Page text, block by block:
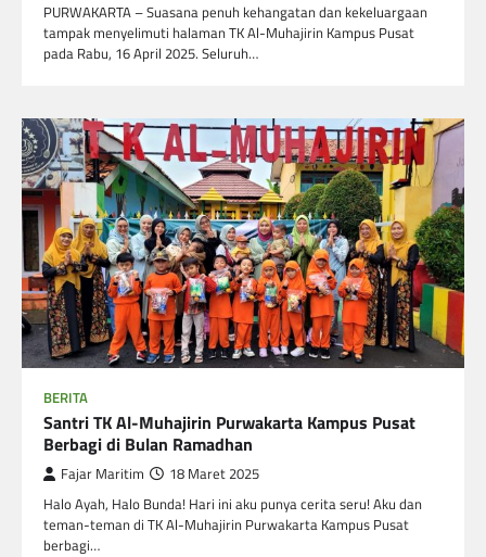
PURWAKARTA – Suasana penuh kehangatan dan kekeluargaan
tampak menyelimuti halaman TK Al-Muhajirin Kampus Pusat
pada Rabu, 16 April 2025. Seluruh…
BERITA
Santri TK Al-Muhajirin Purwakarta Kampus Pusat
Berbagi di Bulan Ramadhan
Fajar Maritim 18 Maret 2025
Halo Ayah, Halo Bunda! Hari ini aku punya cerita seru! Aku dan
teman-teman di TK Al-Muhajirin Purwakarta Kampus Pusat
berbagi…